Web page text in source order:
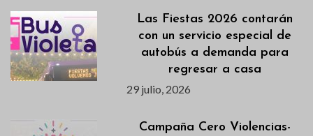
Las Fiestas 2026 contarán
con un servicio especial de
autobús a demanda para
regresar a casa
29 julio, 2026
Campaña Cero Violencias-